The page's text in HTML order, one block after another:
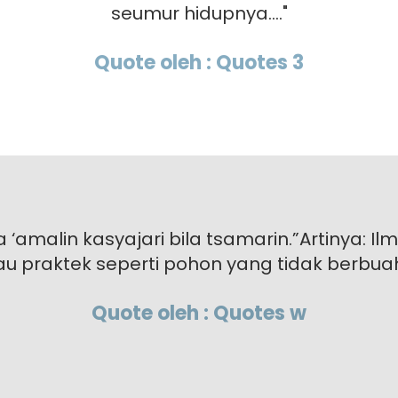
seumur hidupnya...."
Quote oleh : Quotes 3
‘amalin kasyajari bila tsamarin.”Artinya:
praktek seperti pohon yang tidak
Quote oleh : Quotes w